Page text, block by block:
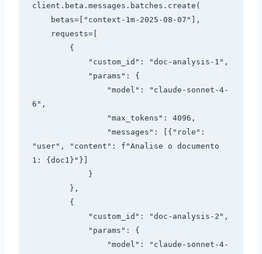
client.beta.messages.batches.create(
6",
"user", "content": f"Analise o documento
1: {doc1}"}]